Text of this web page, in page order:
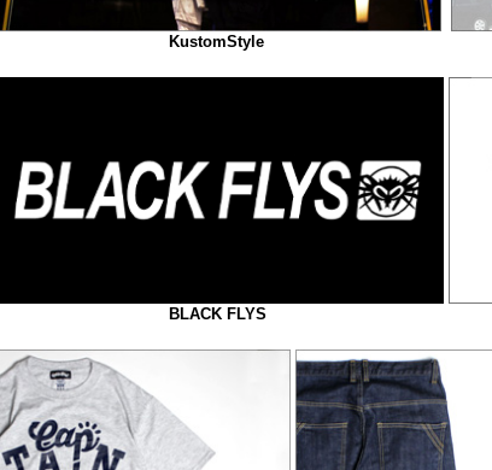
KustomStyle
BLACK FLYS